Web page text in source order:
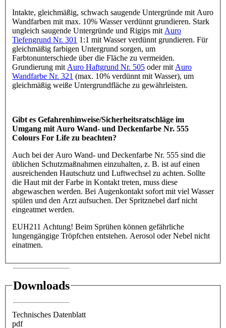
Intakte, gleichmäßig, schwach saugende Untergründe mit Auro
Wandfarben mit max. 10% Wasser verdünnt grundieren. Stark
ungleich saugende Untergründe und Rigips mit Auro
Tiefengrund Nr. 301 1:1 mit Wasser verdünnt grundieren. Für
gleichmäßig farbigen Untergrund sorgen, um
Farbtonunterschiede über die Fläche zu vermeiden.
Grundierung mit Auro Haftgrund Nr. 505 oder mit Auro
Wandfarbe Nr. 321 (max. 10% verdünnt mit Wasser), um
gleichmäßig weiße Untergrundfläche zu gewährleisten.
Gibt es Gefahrenhinweise/Sicherheitsratschläge im
Umgang mit Auro Wand- und Deckenfarbe Nr. 555
Colours For Life zu beachten?
Auch bei der Auro Wand- und Deckenfarbe Nr. 555 sind die
üblichen Schutzmaßnahmen einzuhalten, z. B. ist auf einen
ausreichenden Hautschutz und Luftwechsel zu achten. Sollte
die Haut mit der Farbe in Kontakt treten, muss diese
abgewaschen werden. Bei Augenkontakt sofort mit viel Wasser
spülen und den Arzt aufsuchen. Der Spritznebel darf nicht
eingeatmet werden.
EUH211 Achtung! Beim Sprühen können gefährliche
lungengängige Tröpfchen entstehen. Aerosol oder Nebel nicht
einatmen.
Downloads
Technisches Datenblatt
pdf